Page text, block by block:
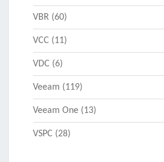
VBR (60)
VCC (11)
VDC (6)
Veeam (119)
Veeam One (13)
VSPC (28)